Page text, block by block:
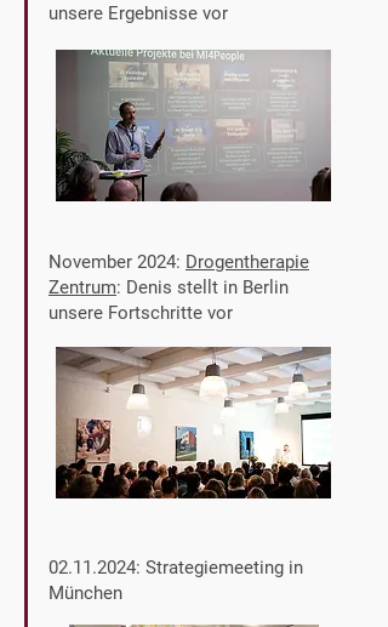
unsere Ergebnisse vor
November 2024: Drogentherapie
Zentrum: Denis stellt in Berlin
unsere Fortschritte vor
02.11.2024: Strategiemeeting in
München